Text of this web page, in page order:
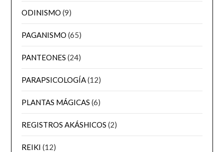
ODINISMO (9)
PAGANISMO (65)
PANTEONES (24)
PARAPSICOLOGÍA(12)
PLANTAS MÁGICAS (6)
REGISTROS AKÁSHICOS (2)
REIKI (12)